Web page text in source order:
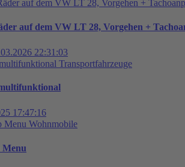
auf dem VW LT 28, Vorgehen +
22:31:03
Transportfahrzeuge
17:47:16
Wohnmobile
Menu